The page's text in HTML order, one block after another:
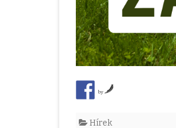
by
Hírek